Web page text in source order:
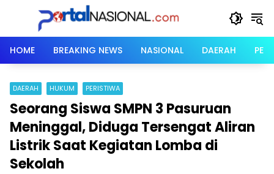
HOME
BREAKING NEWS NASIONAL DAERAH
DAERAH HUKUM PERISTIWA
Seorang Siswa SMPN 3 Pasuruan
Meninggal, Diduga Tersengat Aliran
Listrik Saat Kegiatan Lomba di
Sekolah